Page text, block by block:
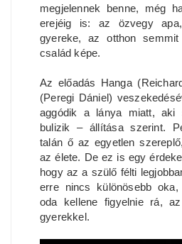
megjelennek benne, még
erejéig is: az özvegy
gyereke, az otthon
család képe.
Az előadás Hanga
(Peregi Dániel)
aggódik a lánya miatt, aki
bulizik – állítása szerint.
talán ő az egyetlen
az élete. De ez is egy
hogy az a szülő félti
erre nincs különösebb
oda kellene figyelnie rá,
gyerekkel.